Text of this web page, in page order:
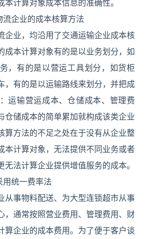
本计算对象成本信息的准确性。
企业的成本核算方法
企业，均沿用了交通运输企业成本核
成本计算对象有的是以业务划分，如
，有的是以营运工具划分，如货柜
，有的是以运输路线来划分，并把成
运输营运成本、仓储成本、管理费
仓储成本的简单累加就构成该类企业
算方法的不足之处在于没有从企业整
本计算对象，无法提供不同业务或者
无法计算企业提供增值服务的成本。
统一费率法
从事物料配送、为大型连锁超市从事
，通常按照营业费用、管理费用、财
算企业的成本费用。为了便于客户谈